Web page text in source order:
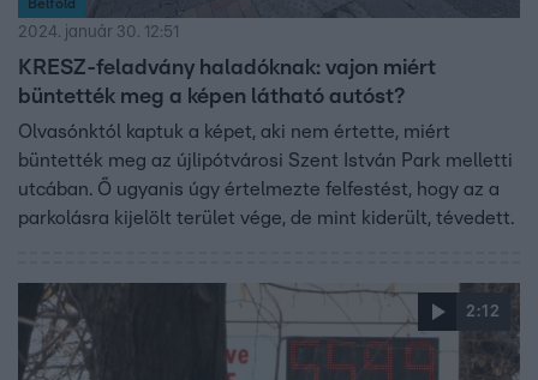
Belföld
2024. január 30. 12:51
KRESZ-feladvány haladóknak: vajon miért
büntették meg a képen látható autóst?
Olvasónktól kaptuk a képet, aki nem értette, miért
büntették meg az újlipótvárosi Szent István Park melletti
utcában. Ő ugyanis úgy értelmezte felfestést, hogy az a
parkolásra kijelölt terület vége, de mint kiderült, tévedett.
2:12